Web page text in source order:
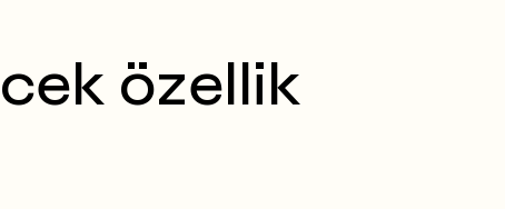
özellik